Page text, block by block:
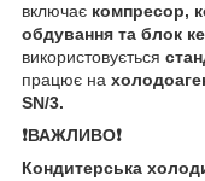
включає компресор,
обдування та блок
використовується
працює на
SN/3.
❗️ВАЖЛИВО❗️
Кондитерська